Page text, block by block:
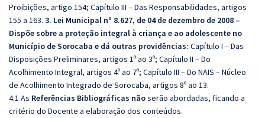
Proibições, artigo 154; Capítulo III – Das Responsabilidades, artigos
155 a 163. 3. Lei Municipal nº 8.627, de 04 de dezembro de 2008 –
Dispõe sobre a proteção integral à criança e ao adolescente no
Município de Sorocaba e dá outras providências: Capítulo I – Das
Disposições Preliminares, artigos 1º ao 3º; Capítulo II – Do
Acolhimento Integral, artigos 4º ao 7º; Capítulo III – Do NAIS – Núcleo
de Acolhimento Integrado de Sorocaba, artigos 8º ao 13.
4.1 As Referências Bibliográficas nãoserão abordadas, ficando a
critério do Docente a elaboração dos conteúdos.